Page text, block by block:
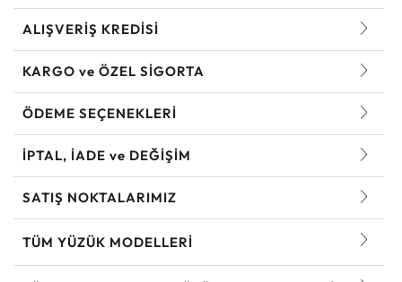
ALIŞVERİŞ KREDİSİ
KARGO ve ÖZEL SİGORTA
ÖDEME SEÇENEKLERİ
İPTAL, İADE ve DEĞİŞİM
SATIŞ NOKTALARIMIZ
TÜM YÜZÜK MODELLERI